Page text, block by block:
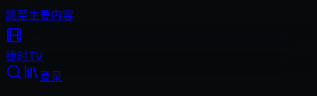
跳至主要内容
捷时TV
登录